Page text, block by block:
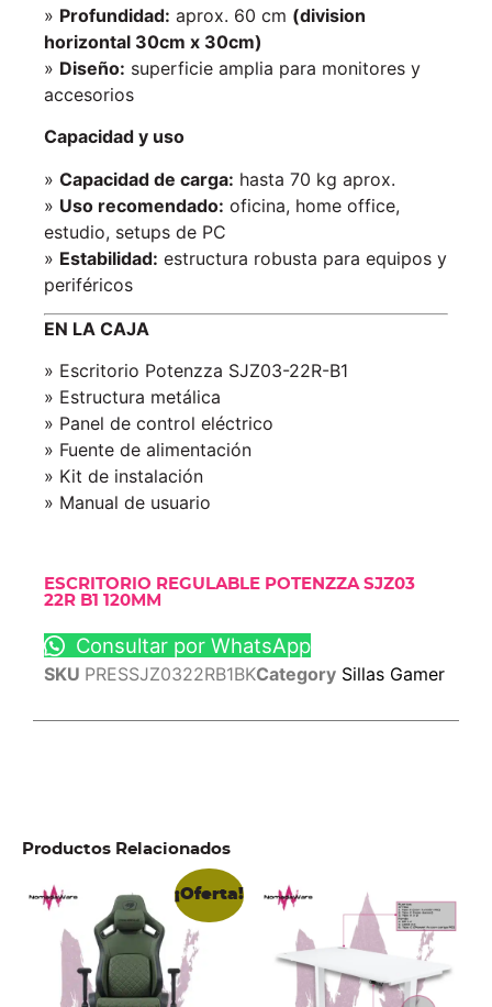
» Profundidad: aprox. 60 cm (division
horizontal 30cm x 30cm)
» Diseño: superficie amplia para monitores y
accesorios
Capacidad y uso
» Capacidad de carga: hasta 70 kg aprox.
» Uso recomendado: oficina, home office,
estudio, setups de PC
» Estabilidad: estructura robusta para equipos y
periféricos
EN LA CAJA
» Escritorio Potenzza SJZ03-22R-B1
» Estructura metálica
» Panel de control eléctrico
» Fuente de alimentación
» Kit de instalación
» Manual de usuario
ESCRITORIO REGULABLE POTENZZA SJZ03
22R B1 120MM
Consultar por WhatsApp
SKU PRESSJZ0322RB1BKCategory Sillas Gamer
Productos Relacionados
¡Oferta!